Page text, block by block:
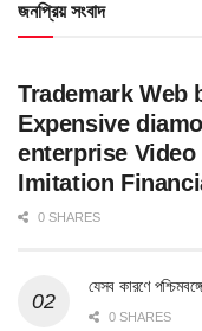
জনপ্রিয় সংবাদ
Trademark Web
Expensive
enterprise
Imitation
0 SHARES
যেসব কারণে
0 SHARES